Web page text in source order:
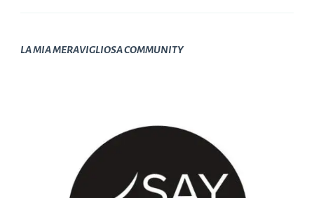
LA MIA MERAVIGLIOSA COMMUNITY